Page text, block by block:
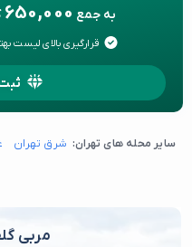
به جمع 650,000
قرارگیری بالای لیست
سایر محله های تهران: شرق تهران
مربی